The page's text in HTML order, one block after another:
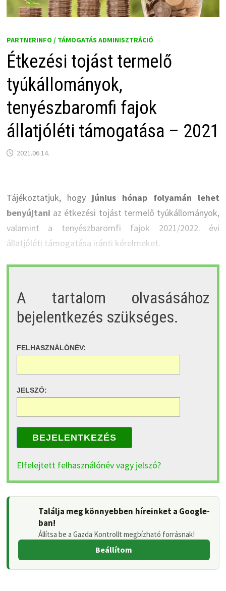
PARTNERINFO / TÁMOGATÁS ADMINISZTRÁCIÓ
Étkezési tojást termelő
tyúkállományok,
tenyészbaromfi fajok
állatjóléti támogatása – 2021
2021.06.14.
Tájékoztatjuk, hogy június hónap folyamán lehet
benyújtani az étkezési tojást termelő tyúkállományok,
valamint a tenyészbaromfi fajok 2021/2022. évi
állatjóléti támogatása iránti kérelmeket.
A tartalom olvasásához
bejelentkezés szükséges.
FELHASZNÁLÓNÉV:
JELSZÓ:
BEJELENTKEZÉS
Elfelejtett felhasználónév vagy jelszó?
Találja meg könnyebben híreinket a Google-
ban!
Állítsa be a Gazda Kontrollt megbízható forrásnak!
Beállítom